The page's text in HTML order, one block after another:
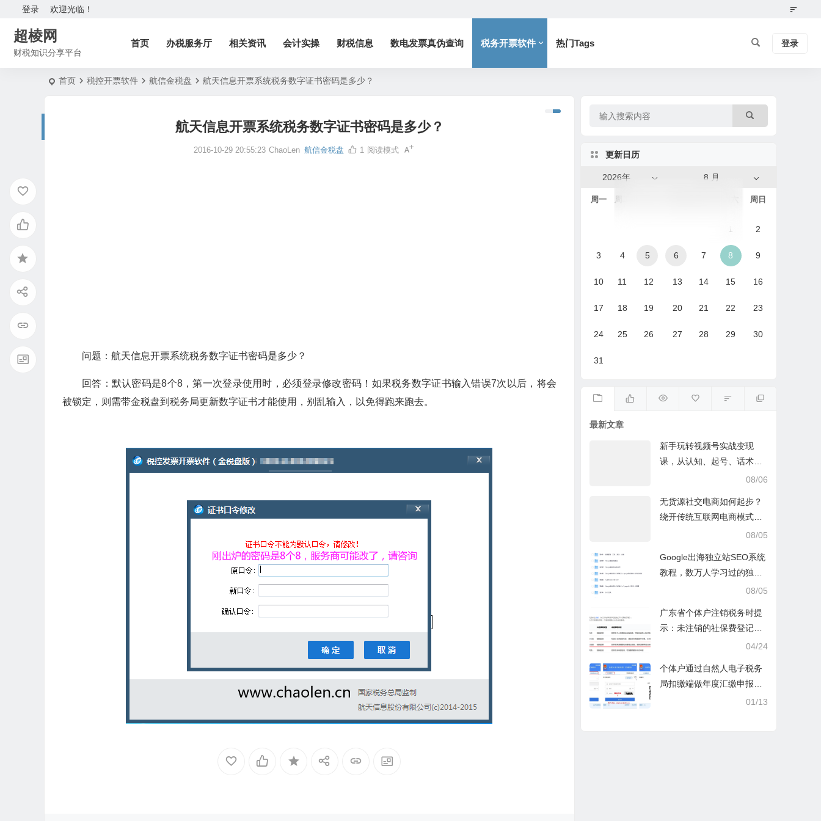
欢迎光临！
登录
超棱网
财税知识分享平台
首页 办税服务厅 相关资讯 会计实操 财税信息 数电发票真伪查询 税务开票软件 热门Tags 登录
首页 税控开票软件 航信金税盘 航天信息开票系统税务数字证书密码是多少？
航天信息开票系统税务数字证书密码是多少？
2016-10-29 20:55:23 ChaoLen 航信金税盘 1 阅读模式
问题：航天信息开票系统税务数字证书密码是多少？
回答：默认密码是8个8，第一次登录使用时，必须登录修改密码！如果税务数字证书输入错误7次以后，将会
被锁定，则需带金税盘到税务局更新数字证书才能使用，别乱输入，以免得跑来跑去。
更新日历
8 月
2026年
周一 周二 周日
1 2
3 4 5 6 7 8 9
10 11 12 13 14 15 16
17 18 19 20 21 22 23
24 25 26 27 28 29 30
31
最新文章
新手玩转视频号实战变现
课，从认知、起号、话术、
选品、开播到投放的全链路
08/06
无货源社交电商如何起步？
绕开传统互联网电商模式撒
豆成兵，实现跨平台交易实
08/05
Google出海独立站SEO系统
教程，数万人学习过的独立
08/05
广东省个体户注销税务时提
示：未注销的社保费登记信
04/24
个体户通过自然人电子税务
局扣缴端做年度汇缴申报税
时显示要交税，不是可以免
01/13